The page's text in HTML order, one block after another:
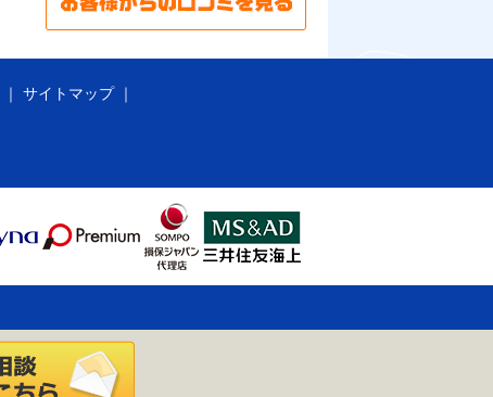
サイトマップ